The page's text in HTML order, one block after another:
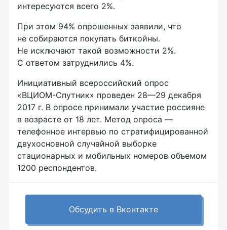
интересуются всего 2%.
При этом 94% опрошенных заявили, что
не собираются покупать биткойны.
Не исключают такой возможности 2%.
С ответом затруднились 4%.
Инициативный всероссийский опрос
«ВЦИОМ-Спутник» проведен 28—29 декабря
2017 г. В опросе принимали участие россияне
в возрасте от 18 лет. Метод опроса —
телефонное интервью по стратифицированной
двухосновной случайной выборке
стационарных и мобильных номеров объемом
1200 респондентов.
Обсудить в Вконтакте